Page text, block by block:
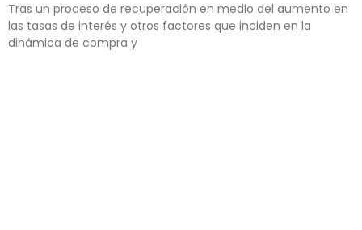
Tras un proceso de recuperación en medio del aumento en
las tasas de interés y otros factores que inciden en la
dinámica de compra y